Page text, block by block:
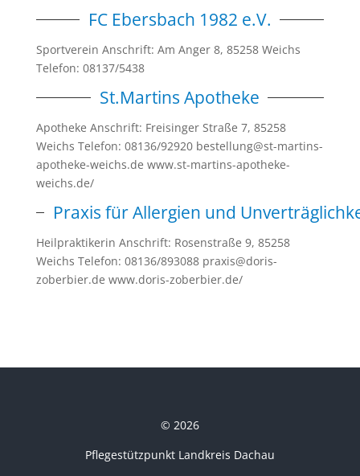
FC Ebersbach 1982 e.V.
Sportverein Anschrift: Am Anger 8, 85258 Weichs
Telefon: 08137/5438
St.Martins Apotheke
Apotheke Anschrift: Freisinger Straße 7, 85258
Weichs Telefon: 08136/92920 bestellung@st-martins-
apotheke-weichs.de www.st-martins-apotheke-
weichs.de/
Praxis für Allergien und
Heilpraktikerin Anschrift: Rosenstraße 9, 85258
Weichs Telefon: 08136/893088 praxis@doris-
zoberbier.de www.doris-zoberbier.de/
© 2026
Pflegestützpunkt Landkreis Dachau